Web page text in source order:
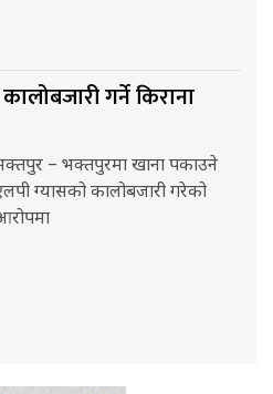
गर्ने किराना
– भक्तपुरमा खाना पकाउने
ग्यासको कालोबजारी गरेको